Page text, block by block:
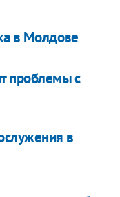
в Молдове
проблемы с
в